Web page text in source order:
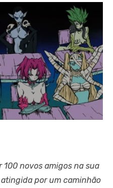
novos amigos na sua
por um caminhão